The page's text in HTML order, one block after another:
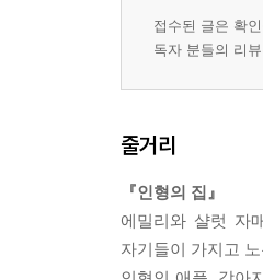
접수된 글은 확
독자 분들의 리
줄거리
『인형의 집』
에밀리와 샬럿 자
자기들이 가지고